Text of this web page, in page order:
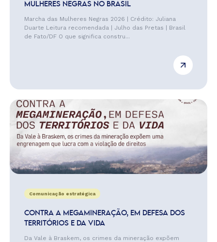
MULHERES NEGRAS NO BRASIL
Marcha das Mulheres Negras 2026 | Crédito: Juliana
Duarte Leitura recomendada | Julho das Pretas | Brasil
de Fato/DF O que significa constru...
Comunicação estratégica
CONTRA A MEGAMINERAÇÃO, EM DEFESA DOS
TERRITÓRIOS E DA VIDA
Da Vale à Braskem, os crimes da mineração expõem